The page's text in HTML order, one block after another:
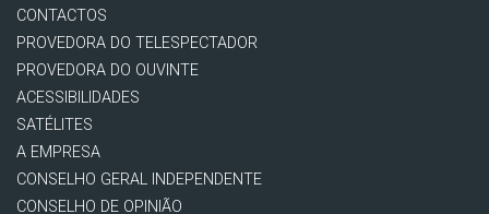
CONTACTOS
PROVEDORA DO TELESPECTADOR
PROVEDORA DO OUVINTE
ACESSIBILIDADES
SATÉLITES
A EMPRESA
CONSELHO GERAL INDEPENDENTE
CONSELHO DE OPINIÃO